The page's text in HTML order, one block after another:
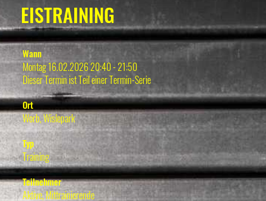
EISTRAINING
Wann
Montag 16.02.2026 20:40 - 21:50
Dieser Termin ist Teil einerTermin-Serie
Ort
Worb, Wislepark
Typ
Training
Teilnehmer
Aktive, Mittrainierende